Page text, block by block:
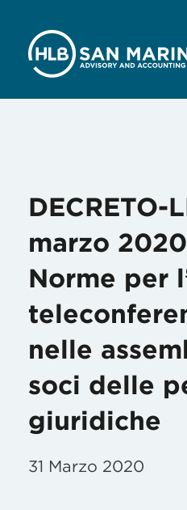
DECRETO-
marzo
Norme per
nelle
soci delle
giuridiche
31 Marzo 2020